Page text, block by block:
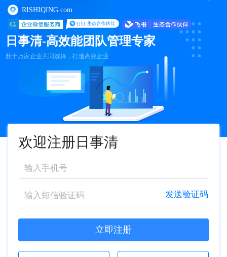
RISHIQING.com
日事清-高效能团队管理专家
数十万家企业共同选择，打造高效企业
欢迎注册日事清
发送验证码
立即注册